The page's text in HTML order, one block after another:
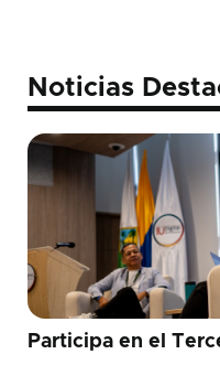
Noticias
Participa en el